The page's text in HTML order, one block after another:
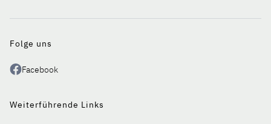
Folge uns
Facebook
Weiterführende Links